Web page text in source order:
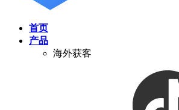
首页
产品
海外获客